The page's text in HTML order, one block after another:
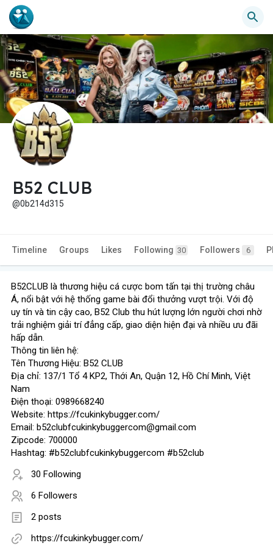
B52 CLUB
@0b214d315
Timeline Groups Likes Following 30 Followers 6
B52CLUB là thương hiệu cá cược bom tấn tại thị trường châu
Á, nổi bật với hệ thống game bài đổi thưởng vượt trội. Với độ
uy tín và tin cậy cao, B52 Club thu hút lượng lớn người chơi nhờ
trải nghiệm giải trí đẳng cấp, giao diện hiện đại và nhiều ưu đãi
hấp dẫn.
Thông tin liên hệ:
Tên Thương Hiệu: B52 CLUB
Địa chỉ: 137/1 Tổ 4 KP2, Thới An, Quận 12, Hồ Chí Minh, Việt
Nam
Điện thoại: 0989668240
Website: https://fcukinkybugger.com/
Email: b52clubfcukinkybuggercom@gmail.com
Zipcode: 700000
Hashtag: #b52clubfcukinkybuggercom #b52club
30 Following
6 Followers
2 posts
https://fcukinkybugger.com/